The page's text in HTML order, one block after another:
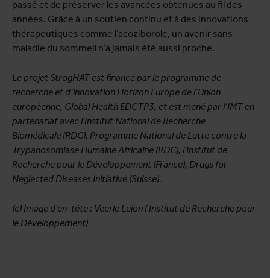
passé et de préserver les avancées obtenues au fil des
années. Grâce à un soutien continu et à des innovations
thérapeutiques comme l’acoziborole, un avenir sans
maladie du sommeil n’a jamais été aussi proche.
Le projet StrogHAT est financé par le programme de
recherche et d’innovation Horizon Europe de l’Union
européenne, Global Health EDCTP3, et est mené par l’IMT en
partenariat avec l'Institut National de Recherche
Biomédicale (RDC), Programme National de Lutte contre la
Trypanosomiase Humaine Africaine (RDC), l'Institut de
Recherche pour le Développement (France), Drugs for
Neglected Diseases Initiative (Suisse).
(c) Image d'en-tête : Veerle Lejon ( Institut de Recherche pour
le Développement)